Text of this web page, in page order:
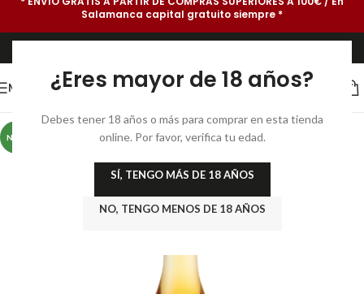
¿Eres mayor de 18 años?
Debes tener 18 años o más para comprar en esta tienda
online. Por favor, verifica tu edad.
SÍ, TENGO MÁS DE 18 AÑOS
NO, TENGO MENOS DE 18 AÑOS
Salamanca capital gratuito siempre *
MENU
NEW